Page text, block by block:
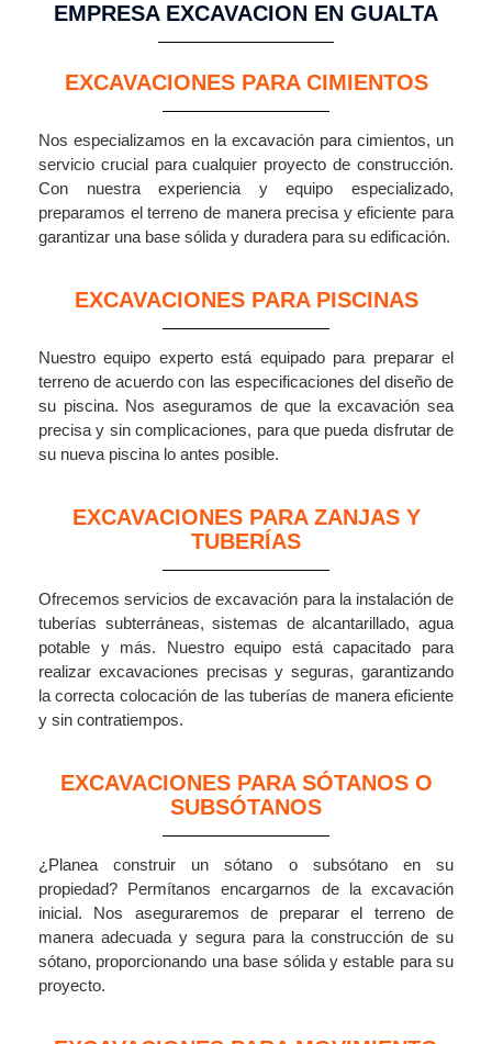
EMPRESA EXCAVACION EN GUALTA
EXCAVACIONES PARA CIMIENTOS
Nos especializamos en la excavación para cimientos, un
servicio crucial para cualquier proyecto de construcción.
Con nuestra experiencia y equipo especializado,
preparamos el terreno de manera precisa y eficiente para
garantizar una base sólida y duradera para su edificación.
EXCAVACIONES PARA PISCINAS
Nuestro equipo experto está equipado para preparar el
terreno de acuerdo con las especificaciones del diseño de
su piscina. Nos aseguramos de que la excavación sea
precisa y sin complicaciones, para que pueda disfrutar de
su nueva piscina lo antes posible.
EXCAVACIONES PARA ZANJAS Y
TUBERÍAS
Ofrecemos servicios de excavación para la instalación de
tuberías subterráneas, sistemas de alcantarillado, agua
potable y más. Nuestro equipo está capacitado para
realizar excavaciones precisas y seguras, garantizando
la correcta colocación de las tuberías de manera eficiente
y sin contratiempos.
EXCAVACIONES PARA SÓTANOS O
SUBSÓTANOS
¿Planea construir un sótano o subsótano en su
propiedad? Permítanos encargarnos de la excavación
inicial. Nos aseguraremos de preparar el terreno de
manera adecuada y segura para la construcción de su
sótano, proporcionando una base sólida y estable para su
proyecto.